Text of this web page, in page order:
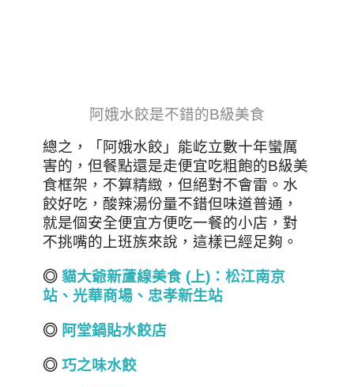
阿娥水餃是不錯的B級美食
總之，「阿娥水餃」能屹立數十年蠻厲
害的，但餐點還是走便宜吃粗飽的B級美
食框架，不算精緻，但絕對不會雷。水
餃好吃，酸辣湯份量不錯但味道普通，
就是個安全便宜方便吃一餐的小店，對
不挑嘴的上班族來說，這樣已經足夠。
◎ 貓大爺新蘆線美食 (上) ：松江南京
站、光華商場、忠孝新生站
◎ 阿堂鍋貼水餃店
◎ 巧之味水餃